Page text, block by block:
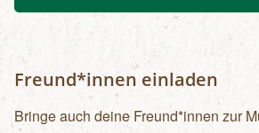
Freund*innen einladen
Bringe auch deine Freund*innen zur